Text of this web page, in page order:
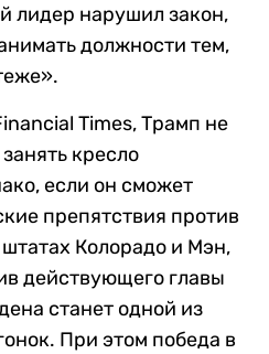
лидер нарушил закон,
должности тем,
Times, Трамп не
кресло
если он сможет
препятствия против
Колорадо и Мэн,
действующего главы
станет одной из
При этом победа в